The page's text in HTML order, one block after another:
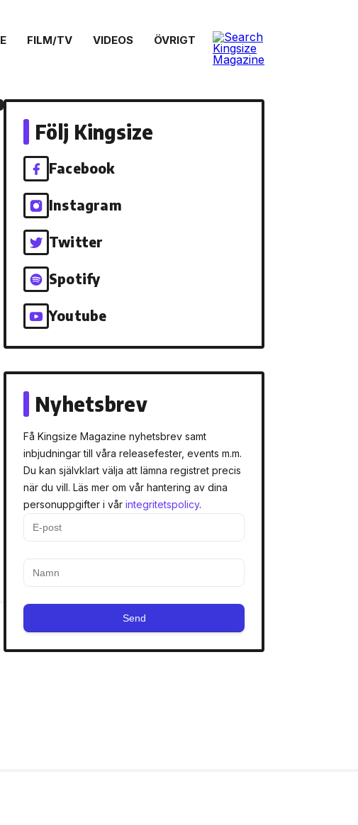
FILM/TV VIDEOS ÖVRIGT
Följ Kingsize
Facebook
Instagram
Twitter
Spotify
Youtube
Nyhetsbrev
Få Kingsize Magazine nyhetsbrev samt
inbjudningar till våra releasefester, events m.m.
Du kan självklart välja att lämna registret precis
när du vill. Läs mer om vår hantering av dina
personuppgifter i vår integritetspolicy.
Send